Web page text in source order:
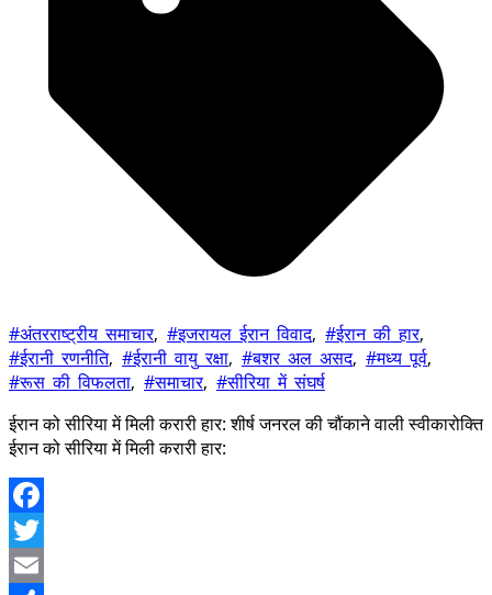
#अंतरराष्ट्रीय_समाचार, #इजरायल_ईरान_विवाद, #ईरान_की_हार,
#ईरानी_रणनीति, #ईरानी_वायु_रक्षा, #बशर_अल_असद, #मध्य_पूर्व,
#रूस_की_विफलता, #समाचार, #सीरिया_में_संघर्ष
ईरान को सीरिया में मिली करारी हार: शीर्ष जनरल की चौंकाने वाली स्वीकारोक्ति
ईरान को सीरिया में मिली करारी हार:
Facebook
Twitter